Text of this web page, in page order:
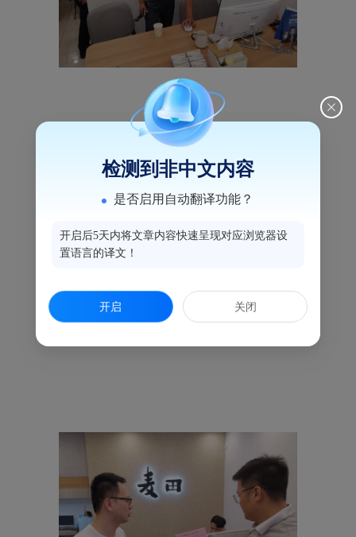
检测到非中文内容
是否启用自动翻译功能？
开启后5天内将文章内容快速呈现对应浏览器设
置语言的译文！
开启 关闭